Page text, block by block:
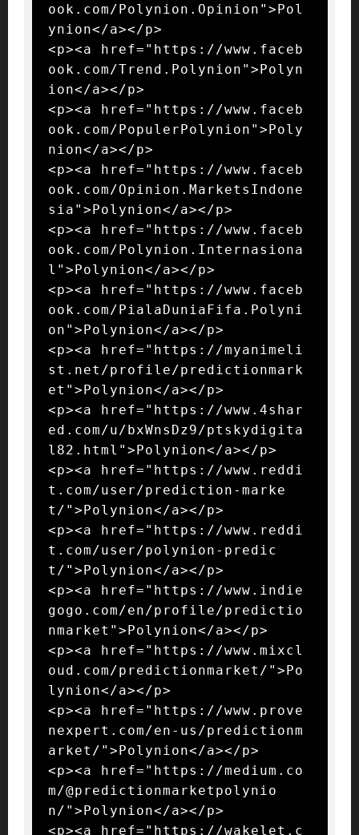
ook.com/Polynion.Opinion">Pol
ynion</a></p>
<p><a href="https://www.faceb
ook.com/Trend.Polynion">Polyn
ion</a></p>
<p><a href="https://www.faceb
ook.com/PopulerPolynion">Poly
nion</a></p>
<p><a href="https://www.faceb
ook.com/Opinion.MarketsIndone
sia">Polynion</a></p>
<p><a href="https://www.faceb
ook.com/Polynion.Internasiona
l">Polynion</a></p>
<p><a href="https://www.faceb
ook.com/PialaDuniaFifa.Polyni
on">Polynion</a></p>
<p><a href="https://myanimeli
st.net/profile/predictionmark
et">Polynion</a></p>
<p><a href="https://www.4shar
ed.com/u/bxWnsDz9/ptskydigita
l82.html">Polynion</a></p>
<p><a href="https://www.reddi
t.com/user/prediction-marke
t/">Polynion</a></p>
<p><a href="https://www.reddi
t.com/user/polynion-predic
t/">Polynion</a></p>
<p><a href="https://www.indie
gogo.com/en/profile/predictio
nmarket">Polynion</a></p>
<p><a href="https://www.mixcl
oud.com/predictionmarket/">Po
lynion</a></p>
<p><a href="https://www.prove
nexpert.com/en-us/predictionm
arket/">Polynion</a></p>
<p><a href="https://medium.co
m/@predictionmarketpolynio
n/">Polynion</a></p>
<p><a href="https://wakelet.c